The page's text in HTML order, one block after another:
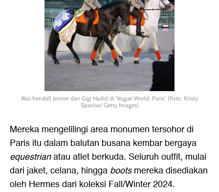
Aksi Kendall Jenner dan Gigi Hadid di 'Vogue World: Paris'. (Foto: Kristy
Sparow/ Getty Images)
Mereka mengelilingi area monumen tersohor di
Paris itu dalam balutan busana kembar bergaya
equestrianatau atlet berkuda. Seluruh outfit, mulai
dari jaket, celana, hingga bootsmereka disediakan
oleh Hermes dari koleksi Fall/Winter 2024.